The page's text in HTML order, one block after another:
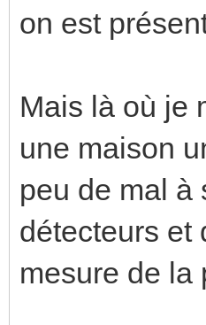
on est
Mais là où je
une maison
peu de mal à
détecteurs et
mesure de la